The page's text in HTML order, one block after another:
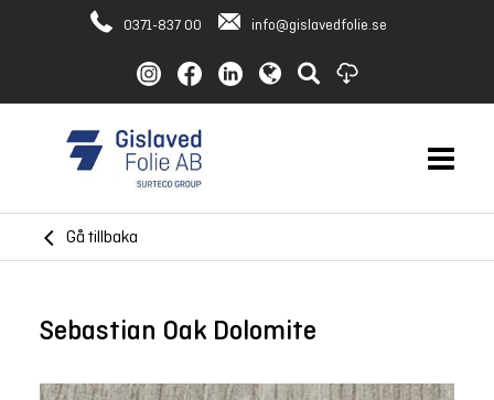
0371-837 00 info@gislavedfolie.se
Gå tillbaka
Sebastian Oak Dolomite